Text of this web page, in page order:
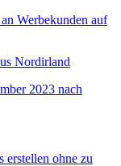
Werbekunden auf
Nordirland
2023 nach
erstellen ohne zu